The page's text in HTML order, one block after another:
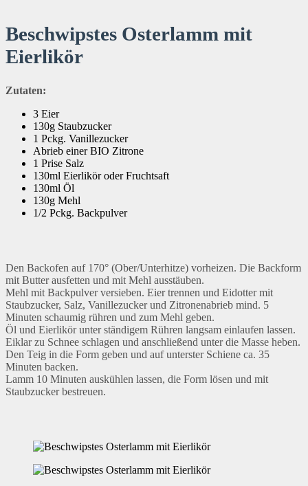
Beschwipstes Osterlamm mit
Eierlikör
Zutaten:
3 Eier
130g Staubzucker
1 Pckg. Vanillezucker
Abrieb einer BIO Zitrone
1 Prise Salz
130ml Eierlikör oder Fruchtsaft
130ml Öl
130g Mehl
1/2 Pckg. Backpulver
Den Backofen auf 170° (Ober/Unterhitze) vorheizen. Die Backform
mit Butter ausfetten und mit Mehl ausstäuben.
Mehl mit Backpulver versieben. Eier trennen und Eidotter mit
Staubzucker, Salz, Vanillezucker und Zitronenabrieb mind. 5
Minuten schaumig rühren und zum Mehl geben.
Öl und Eierlikör unter ständigem Rühren langsam einlaufen lassen.
Eiklar zu Schnee schlagen und anschließend unter die Masse heben.
Den Teig in die Form geben und auf unterster Schiene ca. 35
Minuten backen.
Lamm 10 Minuten auskühlen lassen, die Form lösen und mit
Staubzucker bestreuen.